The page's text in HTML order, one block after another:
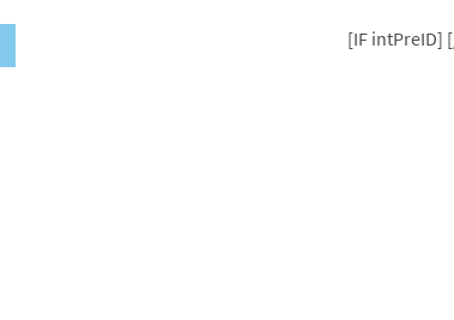
[IF intPreID]